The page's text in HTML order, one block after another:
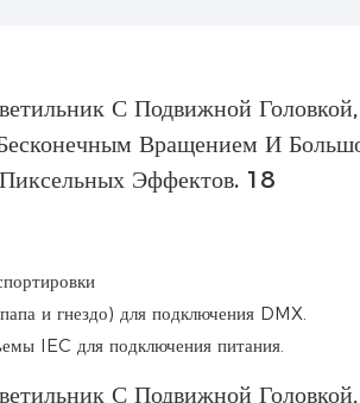
и гнездо) для подключения DMX.
IEC для подключения питания.